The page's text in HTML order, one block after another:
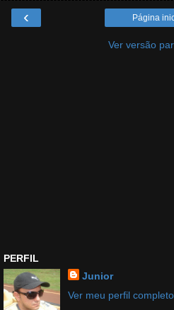
‹ Página
Ver versão
PERFIL
Junior
Ver meu perfil completo